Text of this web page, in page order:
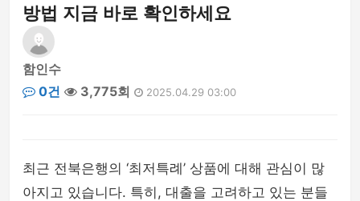
방법 지금 바로 확인하세요
함인수
0건
3,775회 2025.04.29 03:00
최근 전북은행의 ‘최저특례’ 상품에 대해 관심이 많
아지고 있습니다. 특히, 대출을 고려하고 있는 분들